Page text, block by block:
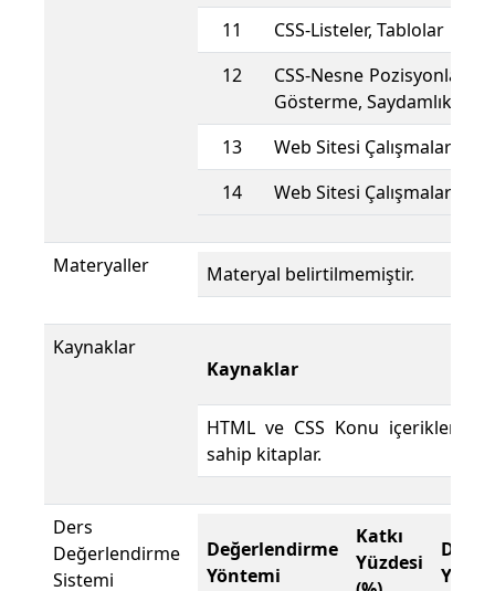
11
CSS-Listeler, Tablolar
12
CSS-Nesne Pozisyonları,
Gösterme, Saydamlık
13
Web Sitesi Çalışmaları
14
Web Sitesi Çalışmaları
Materyaller Materyal belirtilmemiştir.
Kaynaklar
Kaynaklar
HTML ve CSS Konu içeriklerine
sahip kitaplar.
Ders
Değerlendirme
Sistemi
Değerlendirme
Yöntemi
Katkı
Yüzdesi